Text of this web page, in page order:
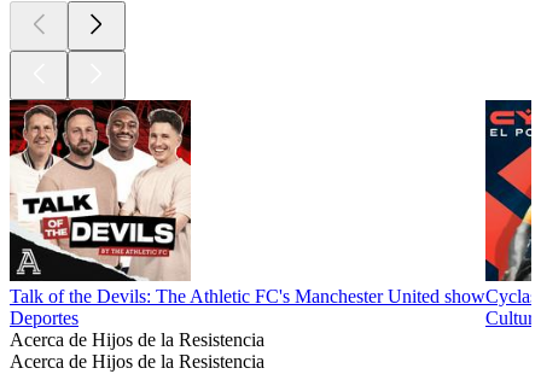
Talk of the Devils: The Athletic FC's Manchester United show
Deportes
Cyclast
Acerca de Hijos de la Resistencia
Acerca de Hijos de la Resistencia